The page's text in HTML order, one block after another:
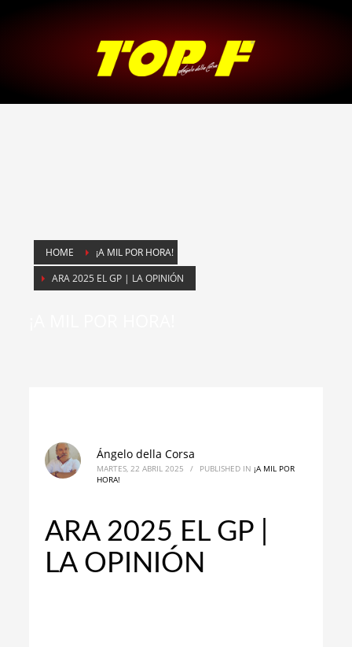
HOME
¡A MIL POR HORA!
ARA 2025 EL GP | LA OPINIÓN
Ángelo della Corsa
MARTES, 22 ABRIL 2025 / PUBLISHED IN¡A MIL POR
HORA!
ARA 2025 EL GP |
LA OPINIÓN